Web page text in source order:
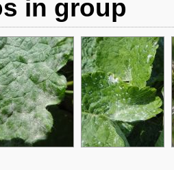
in group